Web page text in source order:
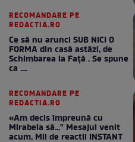
RECOMANDARE PE
REDACTIA.RO
Ce să nu arunci SUB NICI O
FORMA din casă astăzi, de
Schimbarea la Față . Se spune
ca ....
RECOMANDARE PE
REDACTIA.RO
«Am decis împreună cu
Mirabela să..." Mesajul venit
acum. Mii de reactii INSTANT